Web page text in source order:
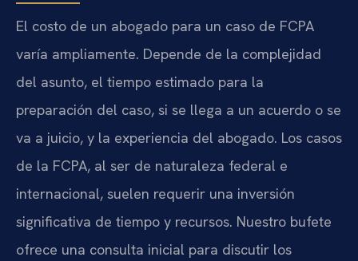
El costo de un abogado para un caso de FCPA
varía ampliamente. Depende de la complejidad
del asunto, el tiempo estimado para la
preparación del caso, si se llega a un acuerdo o se
va a juicio, y la experiencia del abogado. Los casos
de la FCPA, al ser de naturaleza federal e
internacional, suelen requerir una inversión
significativa de tiempo y recursos. Nuestro bufete
ofrece una consulta inicial para discutir los